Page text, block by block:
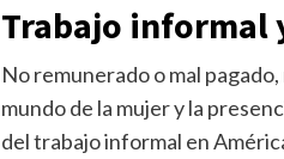
Trabajo informal
No remunerado o mal
mundo de la mujer y la
del trabajo informal en